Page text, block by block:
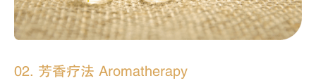
02. 芳香疗法 Aromatherapy